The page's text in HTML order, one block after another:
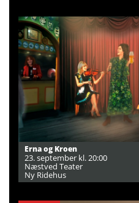
Erna og Kroen
23. september kl. 20:00
Næstved Teater
Ny Ridehus